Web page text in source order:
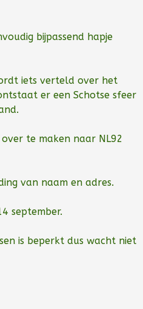
bijpassend hapje
iets verteld over het
er een Schotse sfeer
te maken naar NL92
van naam en adres.
september.
is beperkt dus wacht niet